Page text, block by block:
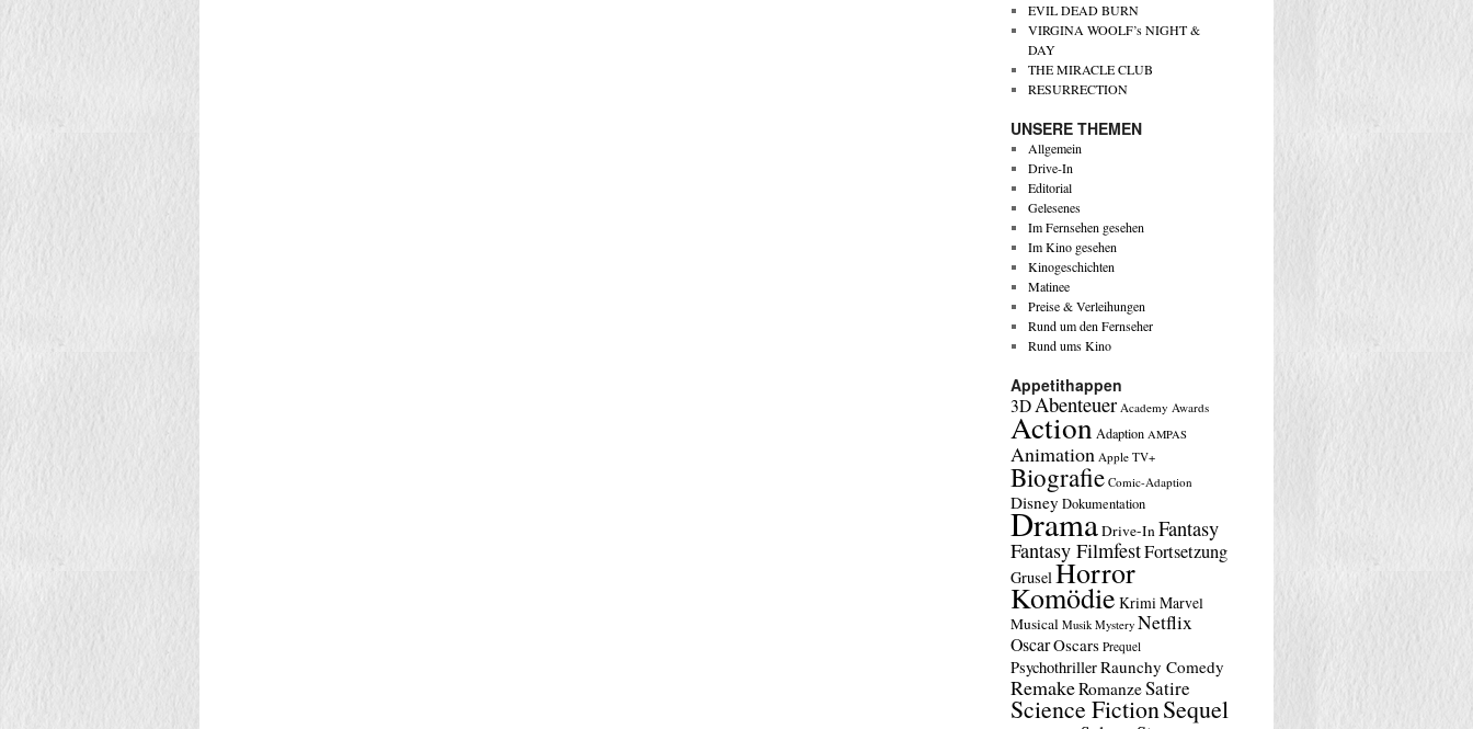
EVIL DEAD BURN
VIRGINA WOOLF’s NIGHT &
DAY
THE MIRACLE CLUB
RESURRECTION
UNSERE THEMEN
Allgemein
Drive-In
Editorial
Gelesenes
Im Fernsehen gesehen
Im Kino gesehen
Kinogeschichten
Matinee
Preise & Verleihungen
Rund um den Fernseher
Rund ums Kino
Appetithappen
3DAbenteuer Academy Awards
Action Adaption AMPAS
Animation Apple TV+
Biografie Comic-Adaption
Disney Dokumentation
DramaDrive-InFantasy
Fantasy FilmfestFortsetzung
GruselHorror
Komödie KrimiMarvel
Musical Musik Mystery Netflix
OscarOscars Prequel
PsychothrillerRaunchy Comedy
RemakeRomanzeSatire
Science FictionSequel